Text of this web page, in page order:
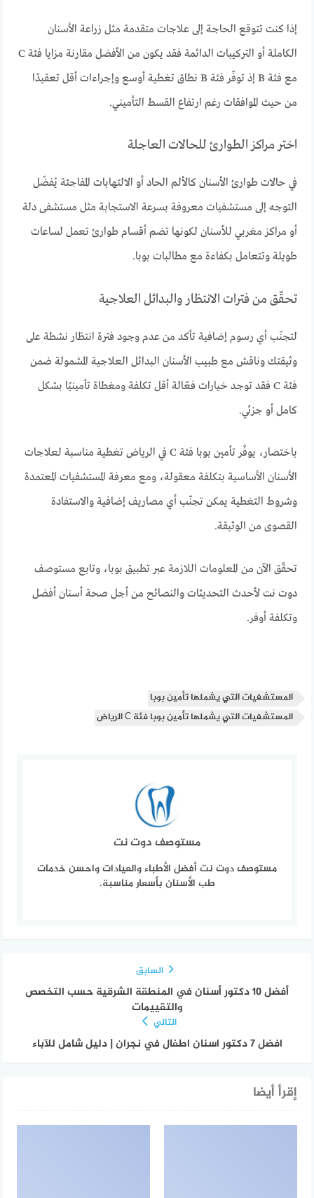
إذا كنت تتوقع الحاجة إلى علاجات متقدمة مثل زراعة الأسنان
الكاملة أو التركيبات الدائمة فقد يكون من الأفضل مقارنة مزايا فئة C
مع فئة B إذ توفّر فئة B نطاق تغطية أوسع وإجراءات أقل تعقيدًا
من حيث الموافقات رغم ارتفاع القسط التأميني.
اختر مراكز الطوارئ للحالات العاجلة
في حالات طوارئ الأسنان كالألم الحاد أو الالتهابات المفاجئة يُفضّل
التوجه إلى مستشفيات معروفة بسرعة الاستجابة مثل مستشفى دلة
أو مراكز مغربي للأسنان لكونها تضم أقسام طوارئ تعمل لساعات
طويلة وتتعامل بكفاءة مع مطالبات بوبا.
تحقّق من فترات الانتظار والبدائل العلاجية
لتجنّب أي رسوم إضافية تأكد من عدم وجود فترة انتظار نشطة على
وثيقتك وناقش مع طبيب الأسنان البدائل العلاجية المشمولة ضمن
فئة C فقد توجد خيارات فعّالة أقل تكلفة ومغطاة تأمينيًا بشكل
كامل أو جزئي.
باختصار، يوفّر تأمين بوبا فئة C في الرياض تغطية مناسبة لعلاجات
الأسنان الأساسية بتكلفة معقولة، ومع معرفة المستشفيات المعتمدة
وشروط التغطية يمكن تجنّب أي مصاريف إضافية والاستفادة
القصوى من الوثيقة.
تحقّق الآن من المعلومات اللازمة عبر تطبيق بوبا، وتابع مستوصف
دوت نت لأحدث التحديثات والنصائح من أجل صحة أسنان أفضل
وتكلفة أوفر.
المستشفيات التي يشملها تأمين بوبا
المستشفيات التي يشملها تأمين بوبا فئة C الرياض
مستوصف دوت نت
مستوصف دوت نت أفضل الأطباء والعيادات واحسن خدمات
طب الأسنان بأسعار مناسبة.
السابق
أفضل 10 دكتور أسنان في المنطقة الشرقية حسب التخصص
والتقييمات
التالي
افضل 7 دكتور اسنان اطفال في نجران | دليل شامل للآباء
إقرأ أيضا